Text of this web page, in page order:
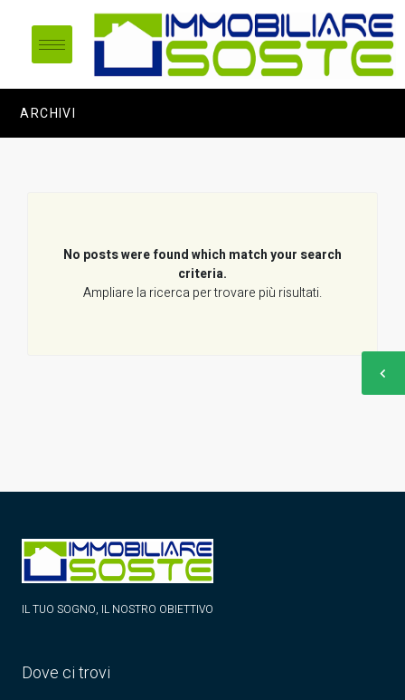
ARCHIVI
No posts were found which match your search
criteria.
Ampliare la ricerca per trovare più risultati.
IL TUO SOGNO, IL NOSTRO OBIETTIVO
Dove ci trovi